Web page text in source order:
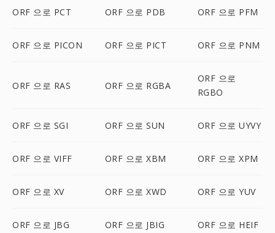
ORF 으로 PCT ORF 으로 PDB ORF 으로 PFM
ORF 으로 PICON ORF 으로 PICT ORF 으로 PNM
ORF 으로 RAS ORF 으로 RGBA
ORF 으로
RGBO
ORF 으로 SGI ORF 으로 SUN ORF 으로 UYVY
ORF 으로 VIFF ORF 으로 XBM ORF 으로 XPM
ORF 으로 XV ORF 으로 XWD ORF 으로 YUV
ORF 으로 JBG ORF 으로 JBIG ORF 으로 HEIF